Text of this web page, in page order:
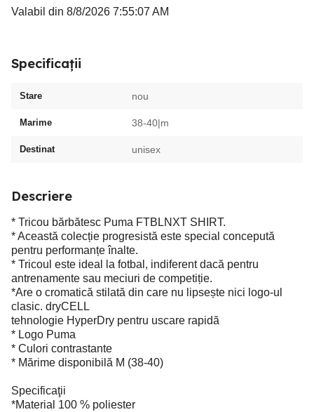
Valabil din 8/8/2026 7:55:07 AM
Specificații
Stare nou
Marime 38-40|m
Destinat unisex
Descriere
* Tricou bărbătesc Puma FTBLNXT SHIRT.
* Această colecție progresistă este special concepută
pentru performanțe înalte.
* Tricoul este ideal la fotbal, indiferent dacă pentru
antrenamente sau meciuri de competiție.
*Are o cromatică stilată din care nu lipsește nici logo-ul
clasic. dryCELL
tehnologie HyperDry pentru uscare rapidă
* Logo Puma
* Culori contrastante
* Mărime disponibilă M (38-40)
Specificaţii
*Material 100 % poliester